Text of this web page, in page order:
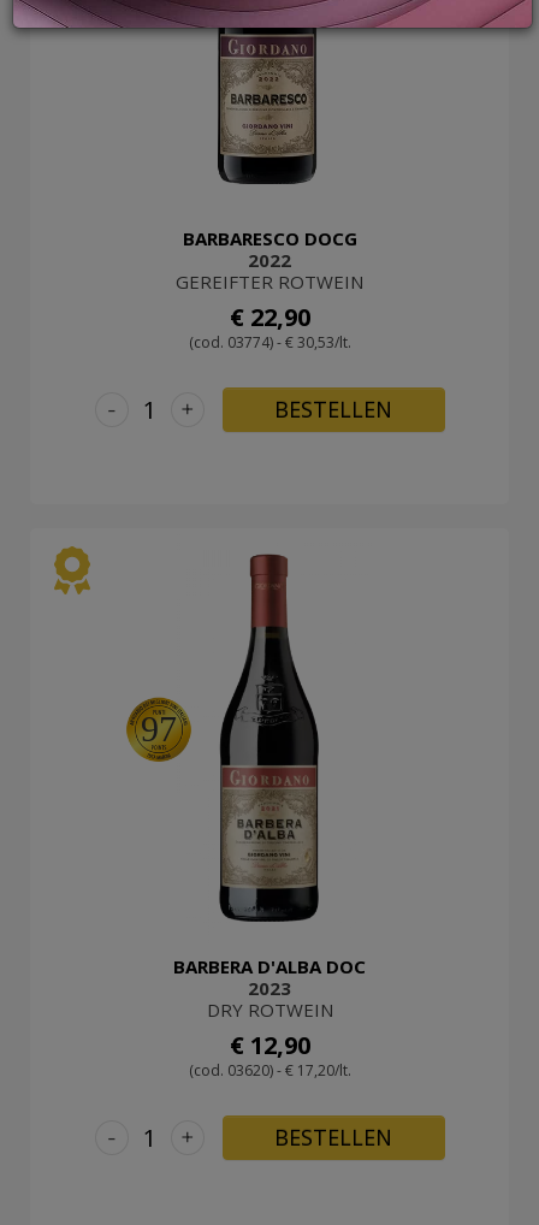
BARBARESCO DOCG
2022
GEREIFTER ROTWEIN
€ 22,90
(cod. 03774) - € 30,53/lt.
+
- BESTELLEN
97
BARBERA D'ALBA DOC
2023
DRY ROTWEIN
€ 12,90
(cod. 03620) - € 17,20/lt.
+
- BESTELLEN